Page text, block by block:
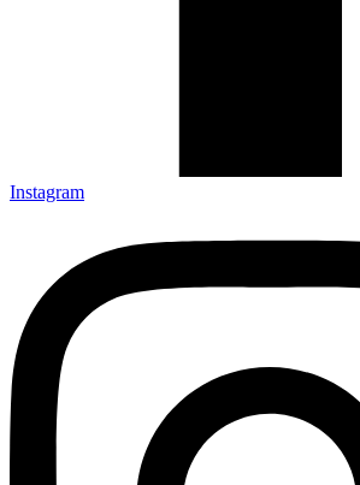
Instagram